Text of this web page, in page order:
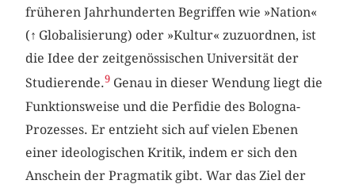
früheren Jahrhunderten Begriffen wie »Nation«
(↑ Globalisierung) oder »Kultur« zuzuordnen, ist
die Idee der zeitgenössischen Universität der
Studierende.9 Genau in dieser Wendung liegt die
Funktionsweise und die Perfidie des Bologna-
Prozesses. Er entzieht sich auf vielen Ebenen
einer ideologischen Kritik, indem er sich den
Anschein der Pragmatik gibt. War das Ziel der